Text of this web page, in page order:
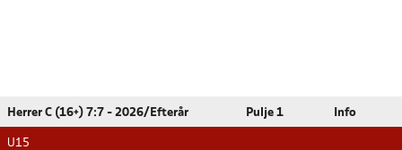
Herrer C (16+) 7:7 - 2026/Efterår Pulje 1 Info
U15